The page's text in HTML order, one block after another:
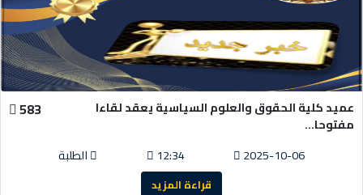
عميد كلية الحقوق والعلوم السياسية يعقد لقاءا
مفتوحا...
583
2025-10-06
12:34 الطلبة
قراءة المزيد